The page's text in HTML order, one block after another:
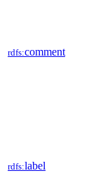
rdfs:comment
rdfs:label